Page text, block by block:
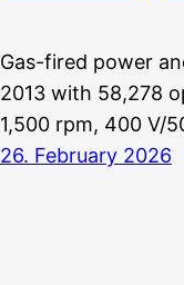
Gas-fired power
2013 with 58,278
1,500 rpm, 400 V/
26. February 2026